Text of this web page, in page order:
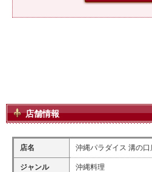
店舗情報
店名 沖縄パラダイス 溝の口
ジャンル 沖縄料理